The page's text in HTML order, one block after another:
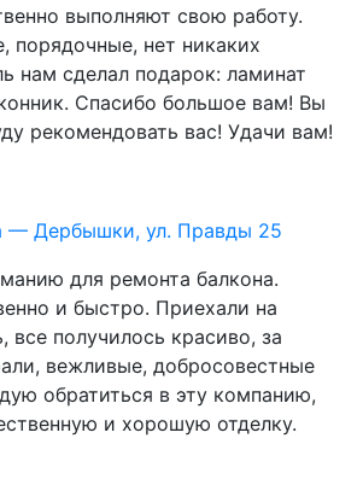
выполняют свою работу.
порядочные, нет никаких
нам сделал подарок: ламинат
Спасибо большое вам! Вы
рекомендовать вас! Удачи вам!
для ремонта балкона.
и быстро. Приехали на
получилось красиво, за
вежливые, добросовестные
обратиться в эту компанию,
и хорошую отделку.